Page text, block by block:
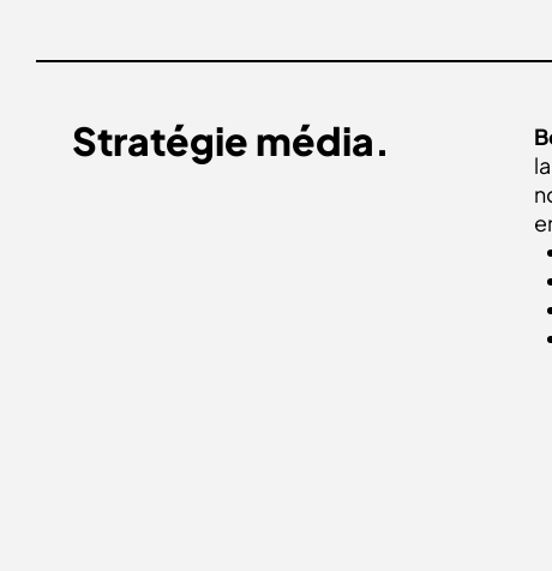
Stratégie média.